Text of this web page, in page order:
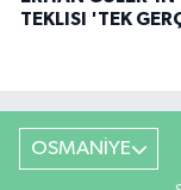
TEKLISI 'TEK
OSMANİYE